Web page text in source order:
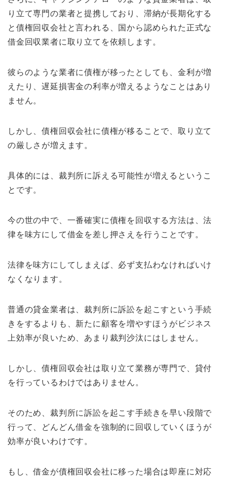
り立て専門の業者と提携しており、滞納が長期化する
と債権回収会社と言われる、国から認められた正式な
借金回収業者に取り立てを依頼します。
彼らのような業者に債権が移ったとしても、金利が増
えたり、遅延損害金の利率が増えるようなことはあり
ません。
しかし、債権回収会社に債権が移ることで、取り立て
の厳しさが増えます。
具体的には、裁判所に訴える可能性が増えるというこ
とです。
今の世の中で、一番確実に債権を回収する方法は、法
律を味方にして借金を差し押さえを行うことです。
法律を味方にしてしまえば、必ず支払わなければいけ
なくなります。
普通の貸金業者は、裁判所に訴訟を起こすという手続
きをするよりも、新たに顧客を増やすほうがビジネス
上効率が良いため、あまり裁判沙汰にはしません。
しかし、債権回収会社は取り立て業務が専門で、貸付
を行っているわけではありません。
そのため、裁判所に訴訟を起こす手続きを早い段階で
行って、どんどん借金を強制的に回収していくほうが
効率が良いわけです。
もし、借金が債権回収会社に移った場合は即座に対応